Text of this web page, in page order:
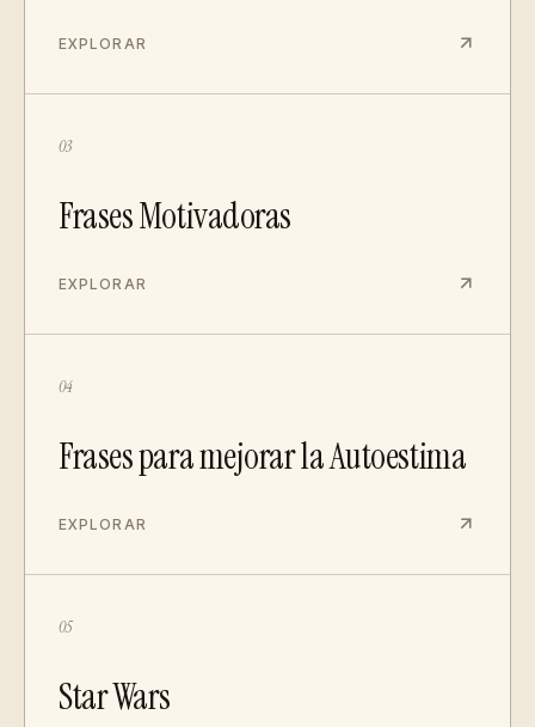
EXPLORAR
03
Frases Motivadoras
EXPLORAR
04
Frases para mejorar la Autoestima
EXPLORAR
05
Star Wars